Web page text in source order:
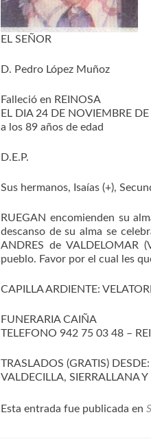
EL SEÑOR
D. Pedro López Muñoz
Falleció en REINOSA
EL DIA 24 DE NOVIEMBRE
a los 89 años de edad
D.E.P.
Sus hermanos, Isaías (+),
RUEGAN encomienden su
descanso de su alma se
ANDRES de VALDELOMAR
pueblo. Favor por el cual les
CAPILLA ARDIENTE:
FUNERARIA CAIÑA
TELEFONO 942 75 03 48 –
TRASLADOS (GRATIS) DESDE:
VALDECILLA, SIERRALLANA
Esta entrada fue publicada en